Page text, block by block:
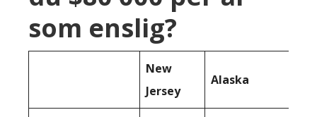
som enslig?
New
Jersey
Alaska